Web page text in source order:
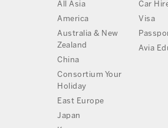
All Asia
America
Australia & New
Zealand
China
Consortium Your
Holiday
East Europe
Japan
Car
Visa
Avia